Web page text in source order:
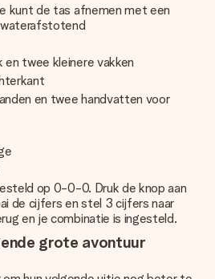
kunt de tas afnemen met een
twee kleinere vakken
en twee handvatten voor
op 0-0-0. Druk de knop aan
de cijfers en stel 3 cijfers naar
en je combinatie is ingesteld.
grote avontuur